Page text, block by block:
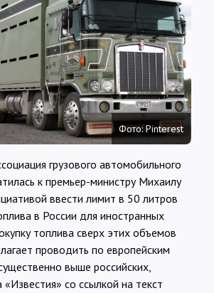
Карты
О нас
Фото: Pinterest
грузового автомобильного
к премьер-министру Михаилу
ввести лимит в 50 литров
в России для иностранных
топлива сверх этих объемов
проводить по европейским
выше российских,
со ссылкой на текст